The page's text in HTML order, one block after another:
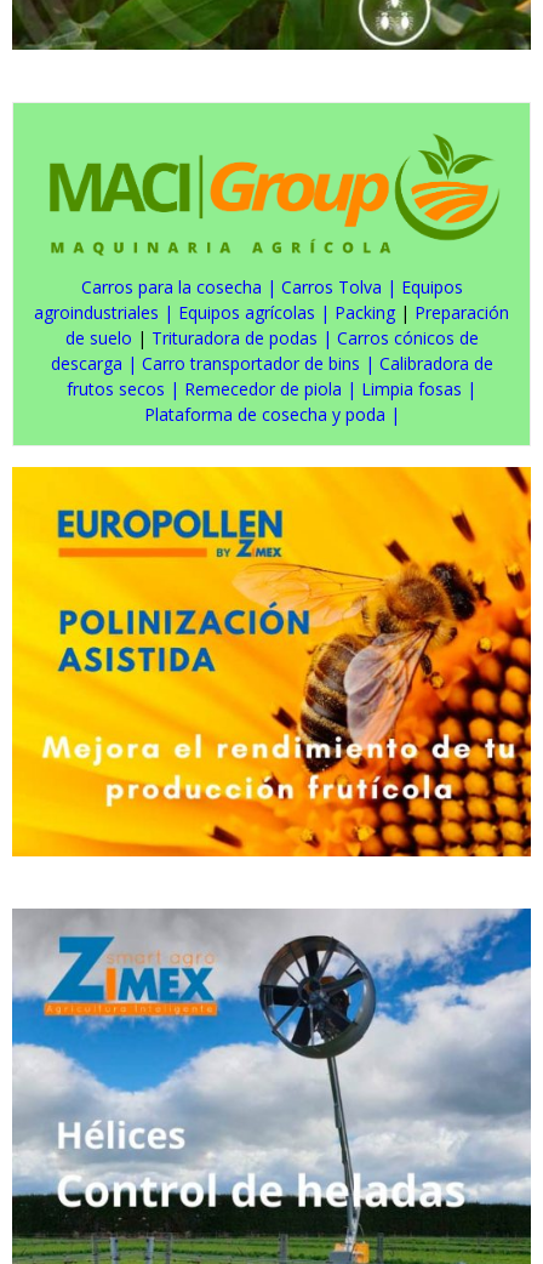
Carros para la cosecha | Carros Tolva | Equipos
agroindustriales | Equipos agrícolas | Packing | Preparación
de suelo | Trituradora de podas | Carros cónicos de
descarga | Carro transportador de bins | Calibradora de
frutos secos | Remecedor de piola | Limpia fosas |
Plataforma de cosecha y poda |